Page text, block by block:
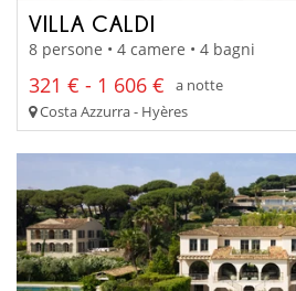
VILLA CALDI
8 persone • 4 camere • 4 bagni
321 € - 1 606 €
a notte
Costa Azzurra - Hyères